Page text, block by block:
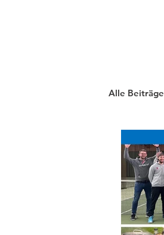
Alle Beiträge